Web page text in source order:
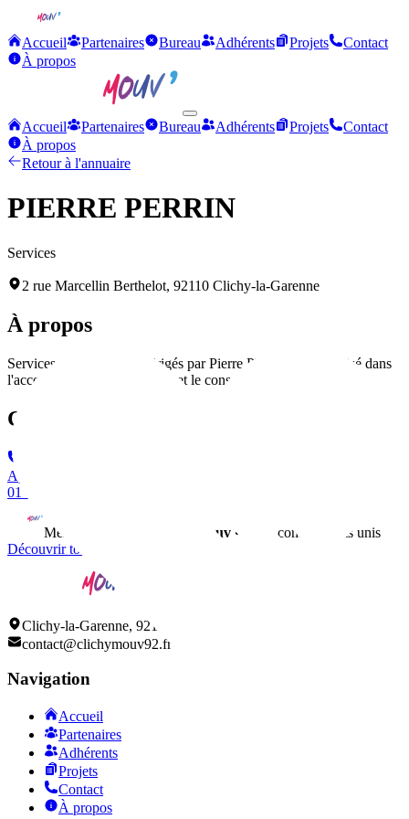
Accueil Partenaires Bureau Adhérents Projets
Contact
À propos
Accueil Partenaires Bureau Adhérents Projets
Contact
À propos
Retour à l'annuaire
PIERRE PERRIN
Services
2 rue Marcellin Berthelot, 92110 Clichy-la-Garenne
À propos
Services professionnels dirigés par Pierre PERRIN, spécialisé dans
l'accompagnement technique et le conseil.
Contact
Appeler
01 47 31 51 70
Membre du réseau ClichyMouv • 150+ commerçants unis
Découvrir tous nos adhérents
Clichy-la-Garenne, 92110
contact@clichymouv92.fr
Navigation
Accueil
Partenaires
Adhérents
Projets
Contact
À propos